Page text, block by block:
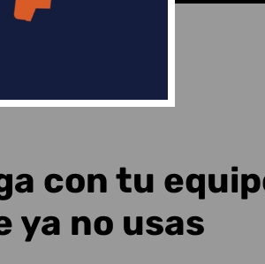
con tu
ya no usas